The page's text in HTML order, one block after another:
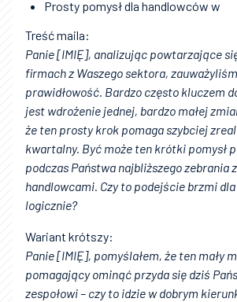
Prosty pomysł dla handlowców w
Treść maila:
Panie [IMIĘ], analizując powtarzające
firmach z Waszego sektora,
prawidłowość. Bardzo często kluczem
jest wdrożenie jednej, bardzo małej
że ten prosty krok pomaga szybciej
kwartalny. Być może ten krótki pomysł
podczas Państwa najbliższego zebrania z
handlowcami. Czy to podejście brzmi dla
logicznie?
Wariant krótszy:
Panie [IMIĘ], pomyślałem, że ten mały
pomagający ominąć przyda się dziś
zespołowi – czy to idzie w dobrym